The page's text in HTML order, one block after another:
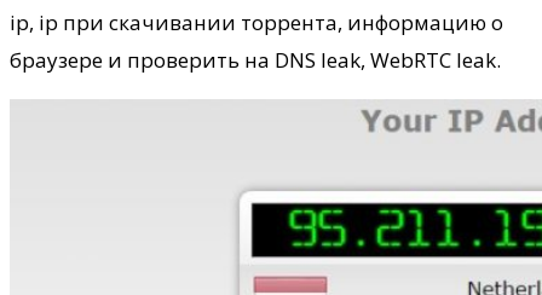
ip, ip при скачивании торрента, информацию о
браузере и проверить на DNS leak, WebRTC leak.